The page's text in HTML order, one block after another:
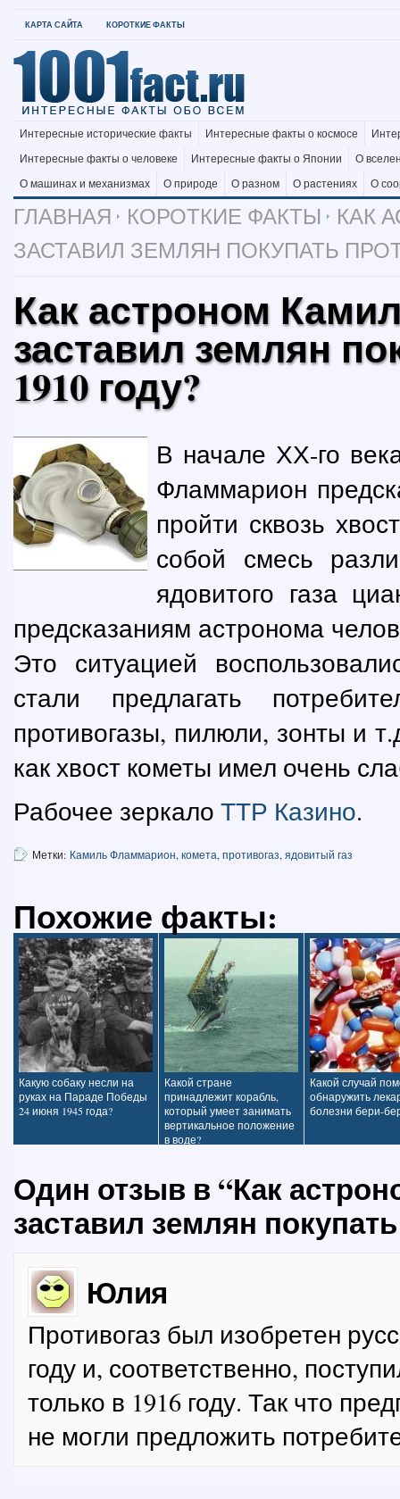
КАРТА САЙТА КОРОТКИЕ ФАКТЫ
Интересные исторические факты Интересные факты о космосе
Интересные факты о человеке
Интересные факты о Японии
О
О машинах и механизмах
О природе О разном О растениях О
ГЛАВНАЯ КОРОТКИЕ ФАКТЫ
КАК
ЗАСТАВИЛ ЗЕМЛЯН ПОКУПАТЬ
Как астроном
заставил землян
1910 году?
В начале ХХ-го
Фламмарион
пройти сквозь
собой смесь
ядовитого газа
предсказаниям астронома
Это ситуацией
стали предлагать
противогазы, пилюли, зонты и
как хвост кометы имел очень
Рабочее зеркало ТТР Казино.
Метки: Камиль Фламмарион, комета, противогаз, ядовитый газ
Похожие факты:
Какую собаку несли на
руках на Параде Победы
24 июня 1945 года?
Какой стране
принадлежит корабль,
который умеет занимать
вертикальное положение
в воде?
Какой случай
обнаружить
болезни бери-
Один отзыв в “Как
заставил землян
Юлия
Противогаз был изобретен
году и, соответственно,
только в 1916 году. Так что
не могли предложить